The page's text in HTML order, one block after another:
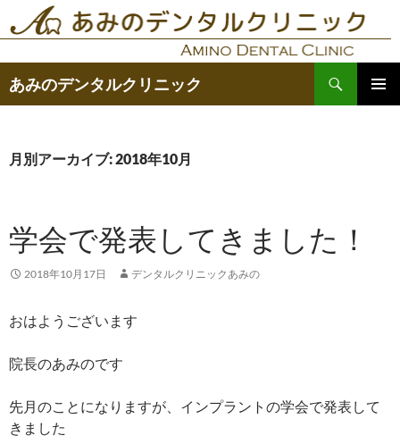
ン
ツ
キ
あみのデンタルクリニック
索
月別アーカイブ: 2018年10月
学会で発表してきました！
2018年10月17日 デンタルクリニックあみの
おはようございます
院長のあみのです
先月のことになりますが、インプラントの学会で発表して
きました